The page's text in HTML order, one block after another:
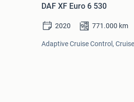
DAF XF Euro 6 530
2020 771.000 km
Adaptive Cruise Control,